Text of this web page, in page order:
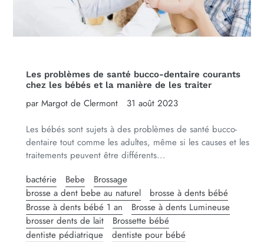
Les problèmes de santé bucco-dentaire courants
chez les bébés et la manière de les traiter
par Margot de Clermont
31 août 2023
Les bébés sont sujets à des problèmes de santé bucco-
dentaire tout comme les adultes, même si les causes et les
traitements peuvent être différents...
bactérie
Bebe
Brossage
brosse a dent bebe au naturel
brosse à dents bébé
Brosse à dents bébé 1 an
Brosse à dents Lumineuse
brosser dents de lait
Brossette bébé
dentiste pédiatrique
dentiste pour bébé